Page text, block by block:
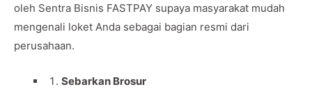
oleh Sentra Bisnis FASTPAY supaya masyarakat mudah
mengenali loket Anda sebagai bagian resmi dari
perusahaan.
Sebarkan Brosur